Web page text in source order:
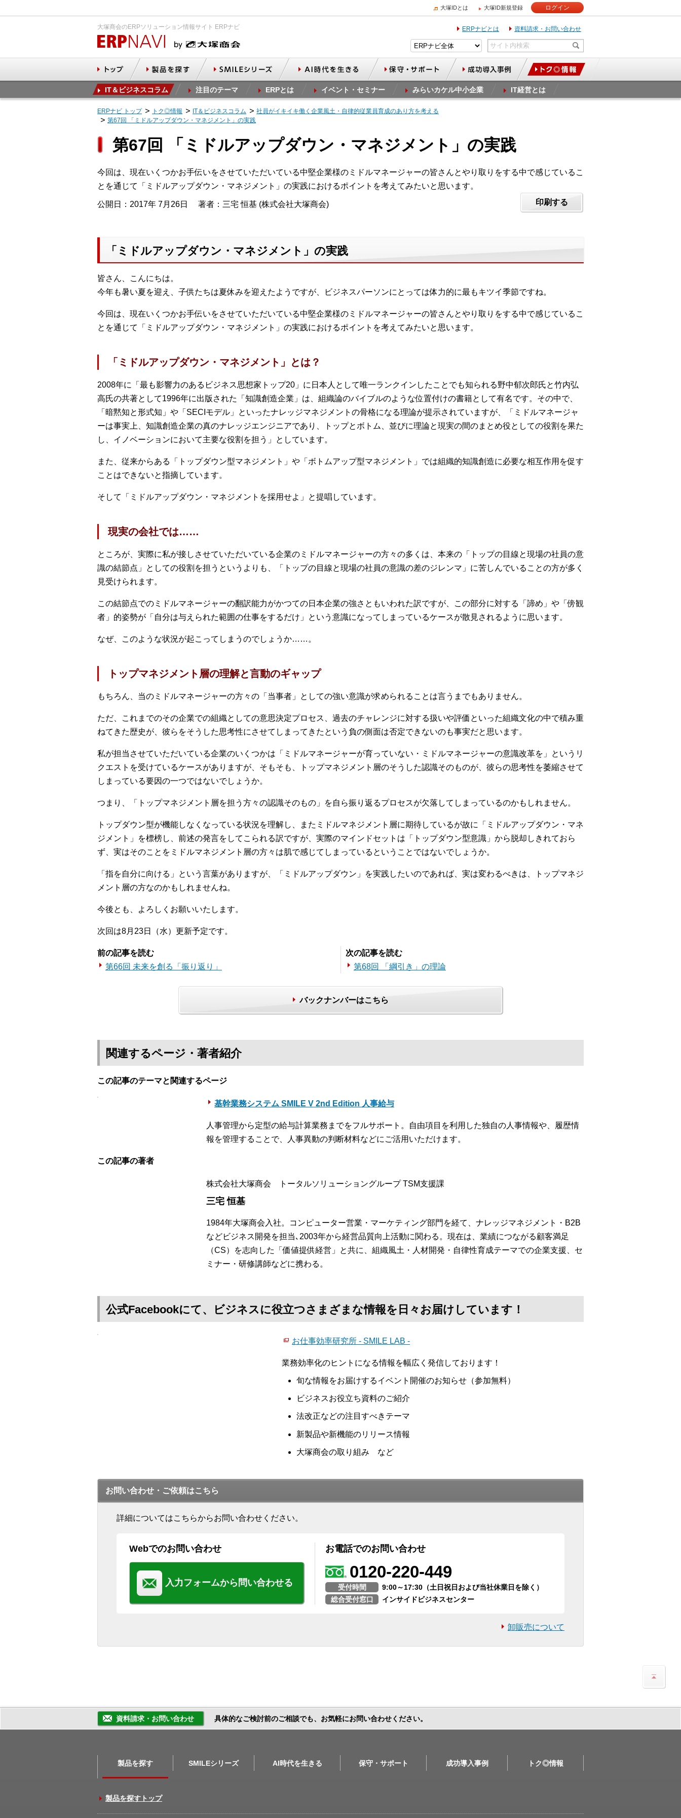
大塚IDとは 大塚ID新規登録 ログイン
大塚商会のERPソリューション情報サイト ERPナビ ERPナビとは 資料請求・お問い合わせ
IT＆ビジネスコラム 注目のテーマ ERPとは イベント・セミナー みらいカケル中小企業 IT経営とは
ERPナビ トップ トク◎情報 IT＆ビジネスコラム
社員がイキイキ働く企業風土・自律的従業員育成のあり方を考える
第67回 「ミドルアップダウン・マネジメント」の実践
第67回 「ミドルアップダウン・マネジメント」の実践
今回は、現在いくつかお手伝いをさせていただいている中堅企業様のミドルマネージャーの皆さんとやり取りをする中で感じているこ
とを通じて「ミドルアップダウン・マネジメント」の実践におけるポイントを考えてみたいと思います。
公開日：2017年 7月26日 著者：三宅 恒基 (株式会社大塚商会) 印刷する
「ミドルアップダウン・マネジメント」の実践
皆さん、こんにちは。
今年も暑い夏を迎え、子供たちは夏休みを迎えたようですが、ビジネスパーソンにとっては体力的に最もキツイ季節ですね。
今回は、現在いくつかお手伝いをさせていただいている中堅企業様のミドルマネージャーの皆さんとやり取りをする中で感じているこ
とを通じて「ミドルアップダウン・マネジメント」の実践におけるポイントを考えてみたいと思います。
「ミドルアップダウン・マネジメント」とは？
2008年に「最も影響力のあるビジネス思想家トップ20」に日本人として唯一ランクインしたことでも知られる野中郁次郎氏と竹内弘
高氏の共著として1996年に出版された「知識創造企業」は、組織論のバイブルのような位置付けの書籍として有名です。その中で、
「暗黙知と形式知」や「SECIモデル」といったナレッジマネジメントの骨格になる理論が提示されていますが、「ミドルマネージャ
ーは事実上、知識創造企業の真のナレッジエンジニアであり、トップとボトム、並びに理論と現実の間のまとめ役としての役割を果た
し、イノベーションにおいて主要な役割を担う」としています。
また、従来からある「トップダウン型マネジメント」や「ボトムアップ型マネジメント」では組織的知識創造に必要な相互作用を促す
ことはできないと指摘しています。
そして「ミドルアップダウン・マネジメントを採用せよ」と提唱しています。
現実の会社では……
ところが、実際に私が接しさせていただいている企業のミドルマネージャーの方々の多くは、本来の「トップの目線と現場の社員の意
識の結節点」としての役割を担うというよりも、「トップの目線と現場の社員の意識の差のジレンマ」に苦しんでいることの方が多く
見受けられます。
この結節点でのミドルマネージャーの翻訳能力がかつての日本企業の強さともいわれた訳ですが、この部分に対する「諦め」や「傍観
者」的姿勢が「自分は与えられた範囲の仕事をするだけ」という意識になってしまっているケースが散見されるように思います。
なぜ、このような状況が起こってしまうのでしょうか……。
トップマネジメント層の理解と言動のギャップ
もちろん、当のミドルマネージャーの方々の「当事者」としての強い意識が求められることは言うまでもありません。
ただ、これまでのその企業での組織としての意思決定プロセス、過去のチャレンジに対する扱いや評価といった組織文化の中で積み重
ねてきた歴史が、彼らをそうした思考性にさせてしまってきたという負の側面は否定できないのも事実だと思います。
私が担当させていただいている企業のいくつかは「ミドルマネージャーが育っていない・ミドルマネージャーの意識改革を」というリ
クエストを受けているケースがありますが、そもそも、トップマネジメント層のそうした認識そのものが、彼らの思考性を萎縮させて
しまっている要因の一つではないでしょうか。
つまり、「トップマネジメント層を担う方々の認識そのもの」を自ら振り返るプロセスが欠落してしまっているのかもしれません。
トップダウン型が機能しなくなっている状況を理解し、またミドルマネジメント層に期待しているが故に「ミドルアップダウン・マネ
ジメント」を標榜し、前述の発言をしてこられる訳ですが、実際のマインドセットは「トップダウン型意識」から脱却しきれておら
ず、実はそのことをミドルマネジメント層の方々は肌で感じてしまっているということではないでしょうか。
「指を自分に向ける」という言葉がありますが、「ミドルアップダウン」を実践したいのであれば、実は変わるべきは、トップマネジ
メント層の方なのかもしれませんね。
今後とも、よろしくお願いいたします。
次回は8月23日（水）更新予定です。
前の記事を読む
第66回 未来を創る「振り返り」
次の記事を読む
第68回 「綱引き」の理論
バックナンバーはこちら
関連するページ・著者紹介
この記事のテーマと関連するページ
基幹業務システム SMILE V 2nd Edition 人事給与
人事管理から定型の給与計算業務までをフルサポート。自由項目を利用した独自の人事情報や、履歴情
報を管理することで、人事異動の判断材料などにご活用いただけます。
この記事の著者
株式会社大塚商会 トータルソリューショングループ TSM支援課
三宅 恒基
1984年大塚商会入社。コンピューター営業・マーケティング部門を経て、ナレッジマネジメント・B2B
などビジネス開発を担当､2003年から経営品質向上活動に関わる。現在は、業績につながる顧客満足
（CS）を志向した「価値提供経営」と共に、組織風土・人材開発・自律性育成テーマでの企業支援、セ
ミナー・研修講師などに携わる。
公式Facebookにて、ビジネスに役立つさまざまな情報を日々お届けしています！
お仕事効率研究所 - SMILE LAB -
業務効率化のヒントになる情報を幅広く発信しております！
旬な情報をお届けするイベント開催のお知らせ（参加無料）
ビジネスお役立ち資料のご紹介
法改正などの注目すべきテーマ
新製品や新機能のリリース情報
大塚商会の取り組み など
お問い合わせ・ご依頼はこちら
詳細についてはこちらからお問い合わせください。
Webでのお問い合わせ
入力フォームから問い合わせる
お電話でのお問い合わせ
0120-220-449
受付時間
9:00～17:30（土日祝日および当社休業日を除く）
総合受付窓口
インサイドビジネスセンター
卸販売について
資料請求・お問い合わせ 具体的なご検討前のご相談でも、お気軽にお問い合わせください。
製品を探す SMILEシリーズ AI時代を生きる 保守・サポート 成功導入事例 トク◎情報
製品を探すトップ